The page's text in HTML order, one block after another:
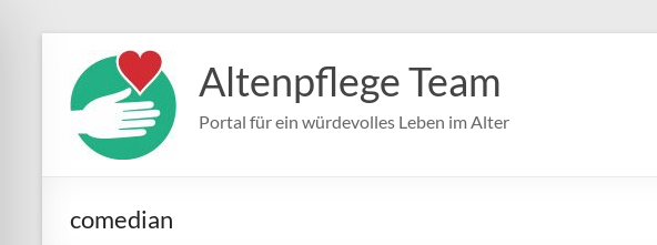
Inhalt
springen
Altenpflege Team
Portal für ein würdevolles Leben im Alter
comedian